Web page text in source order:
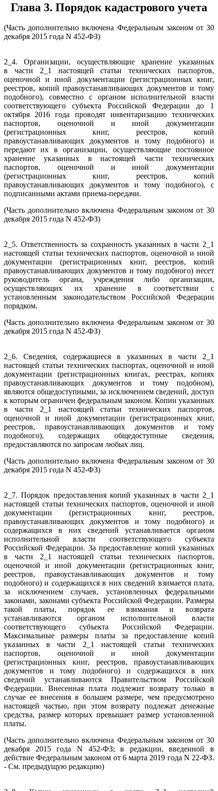
Глава 3. Порядок кадастрового учета
(Часть дополнительно включена Федеральным законом от 30
декабря 2015 года N 452-ФЗ)
2_4. Организации, осуществляющие хранение указанных
в части 2_1 настоящей статьи технических паспортов,
оценочной и иной документации (регистрационных книг,
реестров, копий правоустанавливающих документов и тому
подобного), совместно с органом исполнительной власти
соответствующего субъекта Российской Федерации до 1
октября 2016 года проводят инвентаризацию технических
паспортов, оценочной и иной документации
(регистрационных книг, реестров, копий
правоустанавливающих документов и тому подобного) и
передают их в организации, осуществляющие постоянное
хранение указанных в настоящей части технических
паспортов, оценочной и иной документации
(регистрационных книг, реестров, копий
правоустанавливающих документов и тому подобного), с
подписанными актами приема-передачи.
(Часть дополнительно включена Федеральным законом от 30
декабря 2015 года N 452-ФЗ)
2_5. Ответственность за сохранность указанных в части 2_1
настоящей статьи технических паспортов, оценочной и иной
документации (регистрационных книг, реестров, копий
правоустанавливающих документов и тому подобного) несет
руководитель органа, учреждения либо организации,
осуществляющих их хранение в соответствии с
установленным законодательством Российской Федерации
порядком.
(Часть дополнительно включена Федеральным законом от 30
декабря 2015 года N 452-ФЗ)
2_6. Сведения, содержащиеся в указанных в части 2_1
настоящей статьи технических паспортах, оценочной и иной
документации (регистрационных книгах, реестрах, копиях
правоустанавливающих документов и тому подобном),
являются общедоступными, за исключением сведений, доступ
к которым ограничен федеральным законом. Копии указанных
в части 2_1 настоящей статьи технических паспортов,
оценочной и иной документации (регистрационных книг,
реестров, правоустанавливающих документов и тому
подобного), содержащих общедоступные сведения,
предоставляются по запросам любых лиц.
(Часть дополнительно включена Федеральным законом от 30
декабря 2015 года N 452-ФЗ)
2_7. Порядок предоставления копий указанных в части 2_1
настоящей статьи технических паспортов, оценочной и иной
документации (регистрационных книг, реестров,
правоустанавливающих документов и тому подобного) и
содержащихся в них сведений устанавливается органом
исполнительной власти соответствующего субъекта
Российской Федерации. За предоставление копий указанных
в части 2_1 настоящей статьи технических паспортов,
оценочной и иной документации (регистрационных книг,
реестров, правоустанавливающих документов и тому
подобного) и содержащихся в них сведений взимается плата,
за исключением случаев, установленных федеральными
законами, законами субъекта Российской Федерации. Размеры
такой платы, порядок ее взимания и возврата
устанавливаются органом исполнительной власти
соответствующего субъекта Российской Федерации.
Максимальные размеры платы за предоставление копий
указанных в части 2_1 настоящей статьи технических
паспортов, оценочной и иной документации
(регистрационных книг, реестров, правоустанавливающих
документов и тому подобного) и содержащихся в них
сведений устанавливаются Правительством Российской
Федерации. Внесенная плата подлежит возврату только в
случае ее внесения в большем размере, чем предусмотрено
настоящей частью, при этом возврату подлежат денежные
средства, размер которых превышает размер установленной
платы.
(Часть дополнительно включена Федеральным законом от 30
декабря 2015 года N 452-ФЗ; в редакции, введенной в
действие Федеральным законом от 6 марта 2019 года N 22-ФЗ.
- См. предыдущую редакцию)